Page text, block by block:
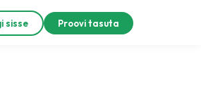
sisse Proovi tasuta